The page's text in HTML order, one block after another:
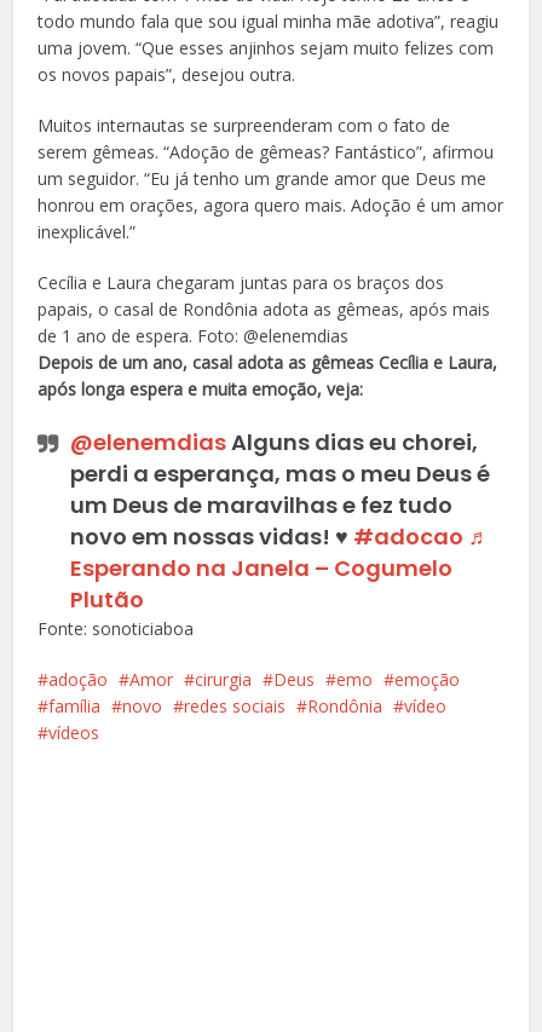
todo mundo fala que sou igual minha mãe adotiva”, reagiu
uma jovem. “Que esses anjinhos sejam muito felizes com
os novos papais”, desejou outra.
Muitos internautas se surpreenderam com o fato de
serem gêmeas. “Adoção de gêmeas? Fantástico”, afirmou
um seguidor. “Eu já tenho um grande amor que Deus me
honrou em orações, agora quero mais. Adoção é um amor
inexplicável.”
Cecília e Laura chegaram juntas para os braços dos
papais, o casal de Rondônia adota as gêmeas, após mais
de 1 ano de espera. Foto: @elenemdias
Depois de um ano, casal adota as gêmeas Cecília e Laura,
após longa espera e muita emoção, veja:
@elenemdiasAlguns dias eu chorei,
perdi a esperança, mas o meu Deus é
um Deus de maravilhas e fez tudo
novo em nossas vidas! ♥️ #adocao ♬
Esperando na Janela – Cogumelo
Plutão
Fonte: sonoticiaboa
adoção Amor cirurgia Deus emo
emoção
família
novo redes sociais Rondônia
vídeo
vídeos